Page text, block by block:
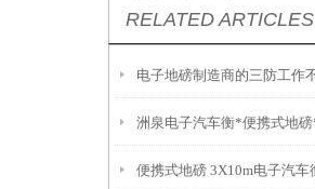
RELATED ARTICLES